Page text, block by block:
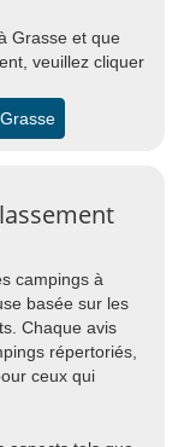
Grasse et que
veuillez cliquer
campings à
basée sur les
Chaque avis
répertoriés,
ceux qui